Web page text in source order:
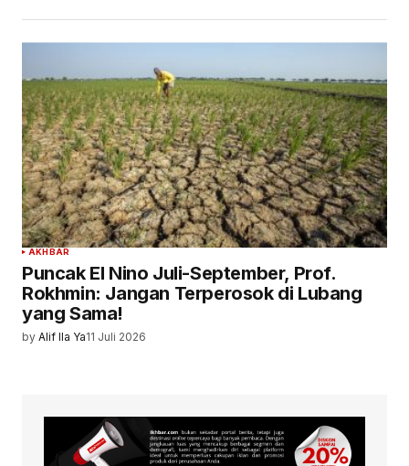
AKHBAR
Puncak El Nino Juli-September, Prof.
Rokhmin: Jangan Terperosok di Lubang
yang Sama!
by Alif Ila Ya11 Juli 2026